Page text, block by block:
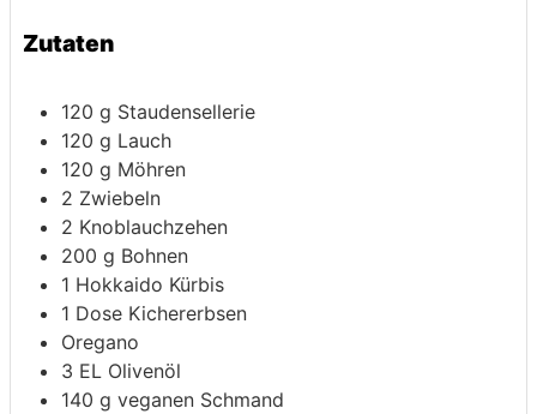
Zutaten
120 g Staudensellerie
120 g Lauch
120 g Möhren
2 Zwiebeln
2 Knoblauchzehen
200 g Bohnen
1 Hokkaido Kürbis
1 Dose Kichererbsen
Oregano
3 EL Olivenöl
140 g veganen Schmand